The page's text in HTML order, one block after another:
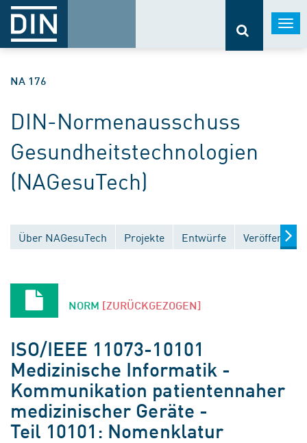
NA 176
DIN-Normenausschuss
Gesundheitstechnologien
(NAGesuTech)
Über NAGesuTech Projekte Entwürfe
NORM [ZURÜCKGEZOGEN]
ISO/IEEE 11073-10101
Medizinische Informatik -
Kommunikation patientennaher
medizinischer Geräte -
Teil 10101: Nomenklatur